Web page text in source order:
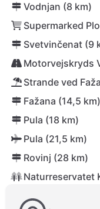
Vodnjan (8 km)
Supermarked
Svetvinčenat (9
Motorvejskryds
Strande ved
Fažana (14,5 km)
Pula (18 km)
Pula (21,5 km)
Rovinj (28 km)
Naturreservatet